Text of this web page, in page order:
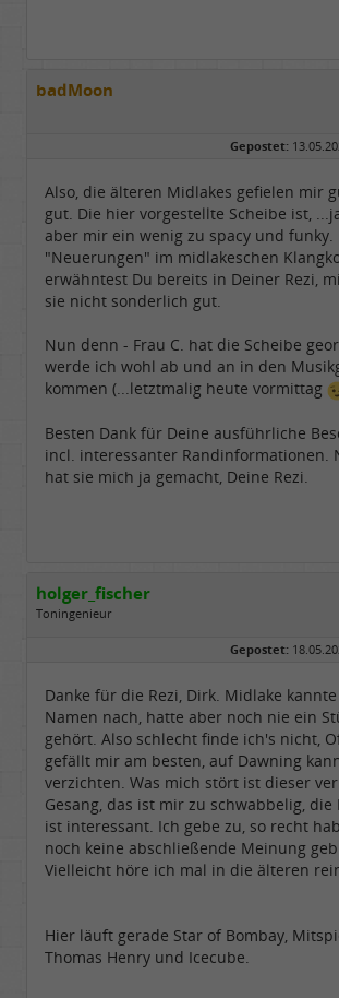
badMoon
Gepostet:
Also, die älteren Midlakes gefielen mir
gut. Die hier vorgestellte Scheibe ist,
aber mir ein wenig zu spacy und funky.
"Neuerungen" im midlakeschen
erwähntest Du bereits in Deiner Rezi,
sie nicht sonderlich gut.
Nun denn - Frau C. hat die Scheibe
werde ich wohl ab und an in den
kommen (...letztmalig heute vormittag
Besten Dank für Deine ausführliche
incl. interessanter Randinformationen.
hat sie mich ja gemacht, Deine Rezi.
holger_fischer
Toningenieur
Dabei seit:
04 / 2007
Gepostet:
Danke für die Rezi, Dirk. Midlake
Namen nach, hatte aber noch nie ein
gehört. Also schlecht finde ich's nicht,
gefällt mir am besten, auf Dawning
verzichten. Was mich stört ist dieser
Gesang, das ist mir zu schwabbelig,
ist interessant. Ich gebe zu, so recht
noch keine abschließende Meinung
Vielleicht höre ich mal in die älteren
Hier läuft gerade Star of Bombay,
Thomas Henry und Icecube.